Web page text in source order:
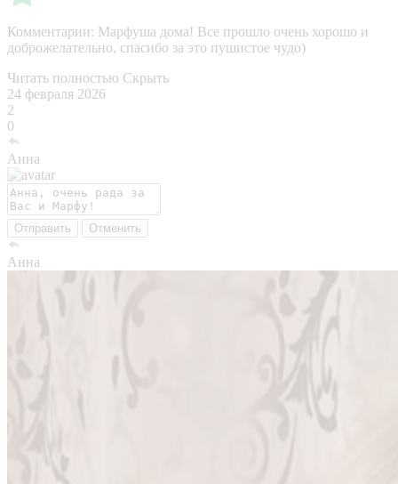
Комментарии: Марфуша дома! Все прошло очень хорошо и
доброжелательно, спасибо за это пушистое чудо)
Читать полностью Скрыть
24 февраля 2026
2
0
Анна
Отправить Отменить
Анна